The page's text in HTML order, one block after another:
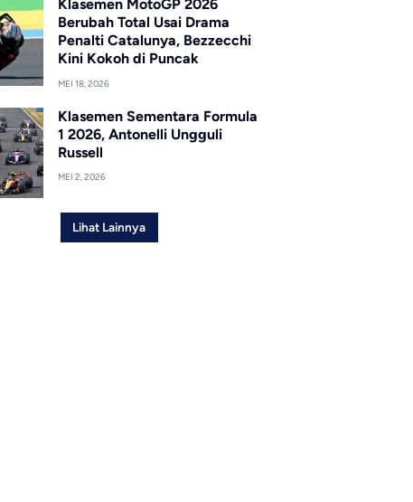
Klasemen MotoGP 2026
Berubah Total Usai Drama
Penalti Catalunya, Bezzecchi
Kini Kokoh di Puncak
MEI 18, 2026
Klasemen Sementara Formula
1 2026, Antonelli Ungguli
Russell
MEI 2, 2026
Lihat Lainnya